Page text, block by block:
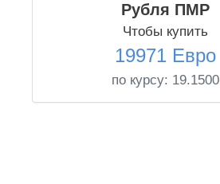
Рубля ПМР
Чтобы купить
19971 Евро
по курсу: 19.1500